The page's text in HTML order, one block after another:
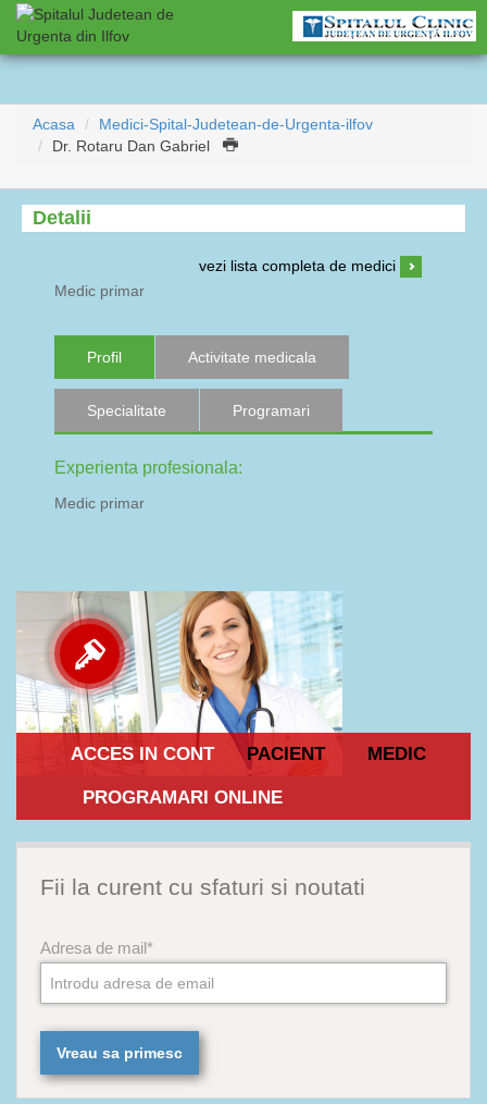
Acasa
Medici-Spital-Judetean-de-Urgenta-ilfov
Dr. Rotaru Dan Gabriel
Detalii
vezi lista completa de medici
Medic primar
Profil Activitate medicala
Specialitate Programari
Experienta profesionala:
Medic primar
ACCES IN CONT PACIENT MEDIC
PROGRAMARI ONLINE
Fii la curent cu sfaturi si noutati
Adresa de mail*